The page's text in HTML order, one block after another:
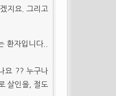
지요. 그리고
환자입니다..
요 ?? 누구나
살인을, 절도